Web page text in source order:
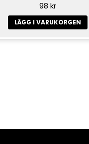
98 kr
LÄGG I VARUKORGEN